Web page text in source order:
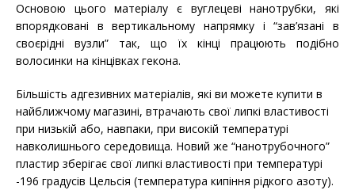
Основою цього матеріалу є вуглецеві нанотрубки, які
впорядковані в вертикальному напрямку і “зав’язані в
своєрідні вузли” так, що їх кінці працюють подібно
волосинки на кінцівках гекона.
Більшість адгезивних матеріалів, які ви можете купити в
найближчому магазині, втрачають свої липкі властивості
при низькій або, навпаки, при високій температурі
навколишнього середовища. Новий же “нанотрубочного”
пластир зберігає свої липкі властивості при температурі
-196 градусів Цельсія (температура кипіння рідкого азоту).